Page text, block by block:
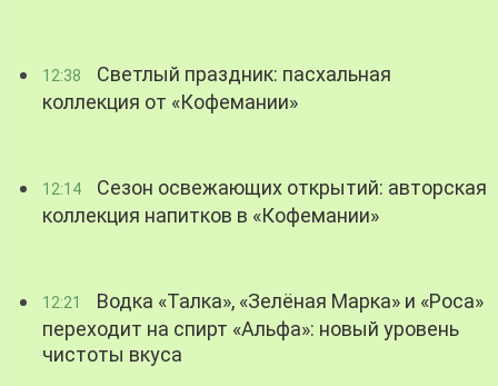
12:38
Светлый праздник: пасхальная
коллекция от «Кофемании»
12:14
Сезон освежающих открытий: авторская
коллекция напитков в «Кофемании»
12:21
Водка «Талка», «Зелёная Марка» и «Роса»
переходит на спирт «Альфа»: новый уровень
чистоты вкуса